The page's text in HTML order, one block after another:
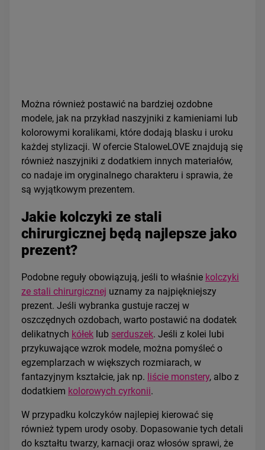
Można również postawić na bardziej ozdobne
modele, jak na przykład naszyjniki z kamieniami lub
kolorowymi koralikami, które dodają blasku i uroku
każdej stylizacji. W ofercie StaloweLOVE znajdują się
również naszyjniki z dodatkiem innych materiałów,
co nadaje im oryginalnego charakteru i sprawia, że
są wyjątkowym prezentem.
Jakie kolczyki ze stali
chirurgicznej będą najlepsze jako
prezent?
Podobne reguły obowiązują, jeśli to właśnie kolczyki
ze stali chirurgicznej uznamy za najpiękniejszy
prezent. Jeśli wybranka gustuje raczej w
oszczędnych ozdobach, warto postawić na dodatek
delikatnych kółek lub serduszek. Jeśli z kolei lubi
przykuwające wzrok modele, można pomyśleć o
egzemplarzach w większych rozmiarach, w
fantazyjnym kształcie, jak np. liście monstery, albo z
dodatkiem kolorowych cyrkonii.
W przypadku kolczyków najlepiej kierować się
również typem urody osoby. Dopasowanie tych detali
do kształtu twarzy, karnacji oraz włosów sprawi, że